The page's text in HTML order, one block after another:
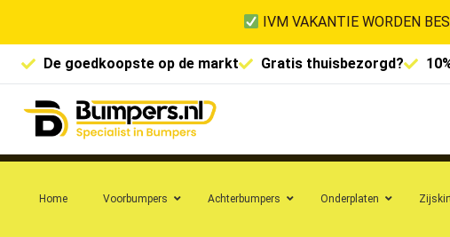
IVM VAKANTIE WORDEN
De goedkoopste op de markt Gratis thuisbezorgd?
Home Voorbumpers Achterbumpers Onderplaten